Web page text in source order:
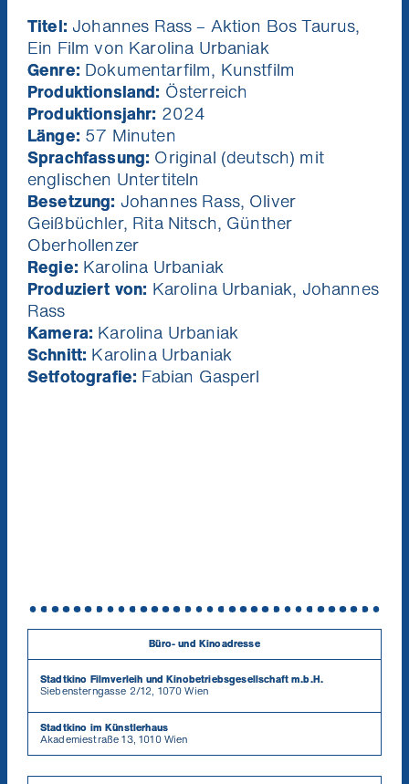
Titel: Johannes Rass – Aktion Bos Taurus,
Ein Film von Karolina Urbaniak
Genre: Dokumentarfilm, Kunstfilm
Produktionsland: Österreich
Produktionsjahr: 2024
Länge: 57 Minuten
Sprachfassung: Original (deutsch) mit
englischen Untertiteln
Besetzung: Johannes Rass, Oliver
Geißbüchler, Rita Nitsch, Günther
Oberhollenzer
Regie: Karolina Urbaniak
Produziert von: Karolina Urbaniak, Johannes
Rass
Kamera: Karolina Urbaniak
Schnitt: Karolina Urbaniak
Setfotografie: Fabian Gasperl
Büro- und Kinoadresse
Stadtkino Filmverleih und Kinobetriebsgesellschaft m.b.H.
Siebensterngasse 2/12, 1070 Wien
Stadtkino im Künstlerhaus
Akademiestraße 13, 1010 Wien